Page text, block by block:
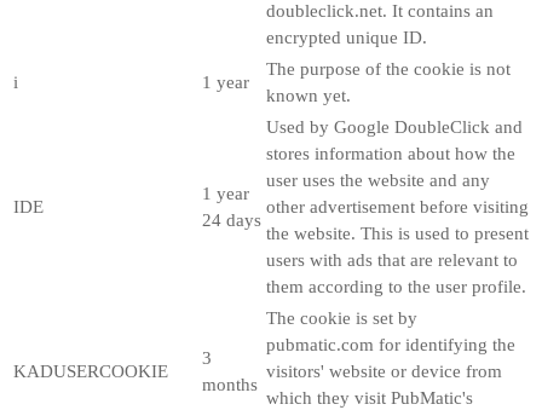
doubleclick.net. It contains an
encrypted unique ID.
i 1 year
The purpose of the cookie is not
known yet.
IDE
1 year
24 days
Used by Google DoubleClick and
stores information about how the
user uses the website and any
other advertisement before visiting
the website. This is used to present
users with ads that are relevant to
them according to the user profile.
KADUSERCOOKIE
3
months
The cookie is set by
pubmatic.com for identifying the
visitors' website or device from
which they visit PubMatic's